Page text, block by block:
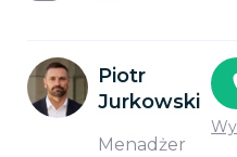
Piotr
Jurkowski
Menadżer